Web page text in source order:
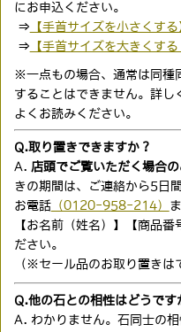
にお申込ください。
⇒ 【手首サイズを小さくする
⇒ 【手首サイズを大きくす
※一点もの場合、通常は同種
することはできません。詳し
よくお読みください。
Q.取り置きできますか？
A. 店頭でご覧いただく場合の
きの期間は、ご連絡から5日間
お電話（0120-958-214）
【お名前（姓名）】【商品
ださい。
（※セール品のお取り置きは
Q.他の石との相性はどうです
A. わかりません。石同士の